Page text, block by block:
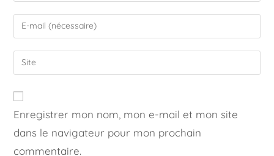
Enregistrer mon nom, mon e-mail et mon site
dans le navigateur pour mon prochain
commentaire.